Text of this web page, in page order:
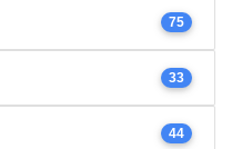
75
33
44